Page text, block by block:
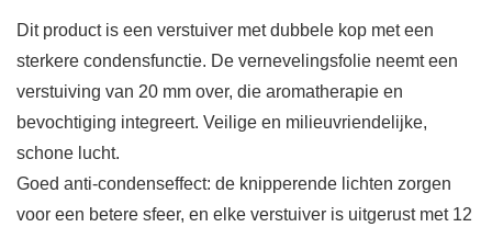
Dit product is een verstuiver met dubbele kop met een
sterkere condensfunctie. De vernevelingsfolie neemt een
verstuiving van 20 mm over, die aromatherapie en
bevochtiging integreert. Veilige en milieuvriendelijke,
schone lucht.
Goed anti-condenseffect: de knipperende lichten zorgen
voor een betere sfeer, en elke verstuiver is uitgerust met 12